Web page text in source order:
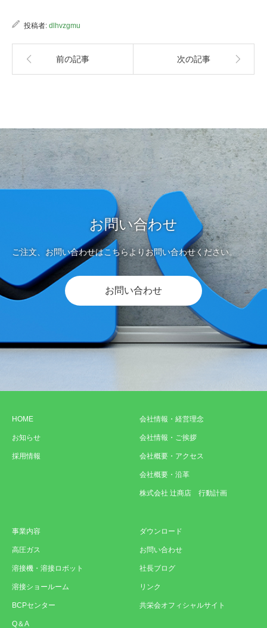
投稿者: dlhvzgmu
前の記事 次の記事
お問い合わせ
ご注文、お問い合わせはこちらよりお問い合わせください。
お問い合わせ
HOME
お知らせ
採用情報
会社情報・経営理念
会社情報・ご挨拶
会社概要・アクセス
会社概要・沿革
株式会社 辻商店 行動計画
事業内容
高圧ガス
溶接機・溶接ロボット
溶接ショールーム
BCPセンター
Q＆A
ダウンロード
お問い合わせ
社長ブログ
リンク
共栄会オフィシャルサイト